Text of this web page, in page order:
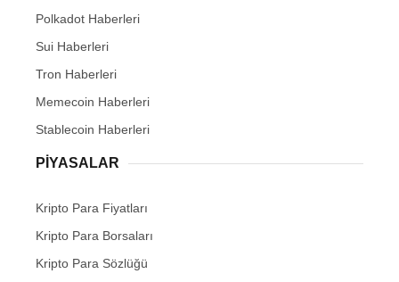
Polkadot Haberleri
Sui Haberleri
Tron Haberleri
Memecoin Haberleri
Stablecoin Haberleri
PIYASALAR
Kripto Para Fiyatları
Kripto Para Borsaları
Kripto Para Sözlüğü